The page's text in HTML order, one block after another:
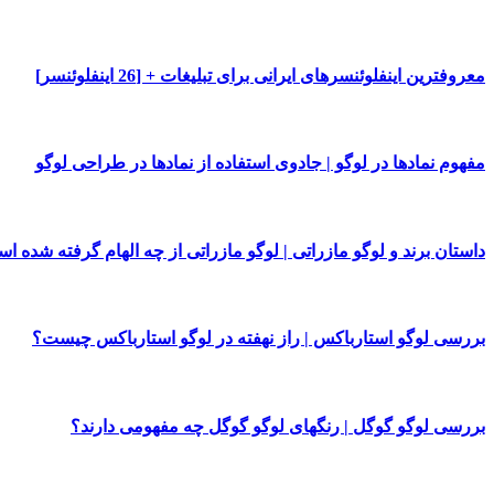
معروفترین اینفلوئنسرهای ایرانی برای تبلیغات + [26 اینفلوئنسر]
مفهوم نمادها در لوگو | جادوی استفاده از نمادها در طراحی لوگو
داستان برند و لوگو مازراتی | لوگو مازراتی از چه الهام گرفته شده
بررسی لوگو استارباکس | راز نهفته در لوگو استارباکس چیست؟
بررسی لوگو گوگل | رنگهای لوگو گوگل چه مفهومی دارند؟